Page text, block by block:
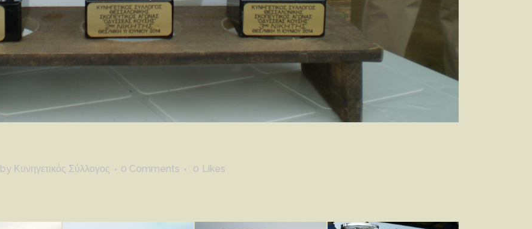
by Κυνηγετικός Σύλλογος 0 Comments 0 Likes